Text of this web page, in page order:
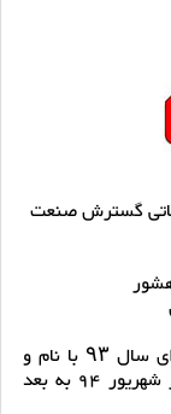
گسترش صنعت
روزنامه صمت (گسترش صنعت سابق) از ابتدای سال ۹۳ با نام و
مدیریت جدید به صورت دولتی منتشر شد و از شهریور 94 به بعد